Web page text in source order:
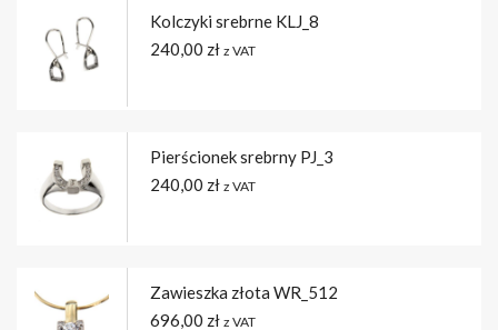
Kolczyki srebrne KLJ_8
240,00 zł z VAT
Pierścionek srebrny PJ_3
240,00 zł z VAT
Zawieszka złota WR_512
696,00 zł z VAT